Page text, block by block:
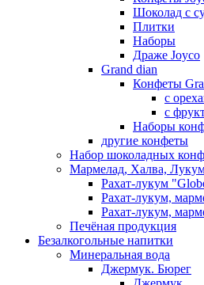
Шоколад с
Плитки
Наборы
Драже Joyco
Grand dian
Конфеты
с
с
Наборы
другие конфеты
Набор шоколадных
Мармелад, Халва,
Рахат-лукум
Рахат-лукум,
Рахат-лукум,
Печёная продукция
Безалкогольные напитки
Минеральная вода
Джермук. Бюрег